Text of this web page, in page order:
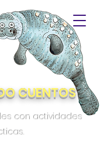
CUENTOS
con actividades